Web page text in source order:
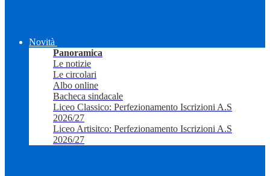
Novità
Panoramica
Le notizie
Le circolari
Albo online
Bacheca sindacale
Liceo Classico: Perfezionamento Iscrizioni A.S
2026/27
Liceo Artisitco: Perfezionamento Iscrizioni A.S
2026/27